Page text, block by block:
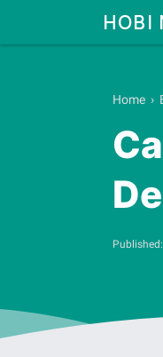
HOBI
Home ›
Published: